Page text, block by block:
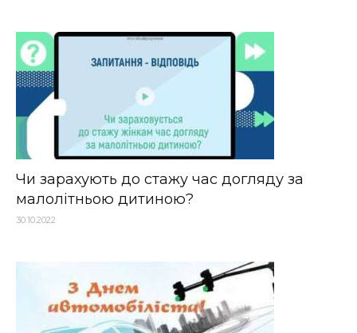
Чи зарахують до стажу час догляду за
малолітньою дитиною?
30.10.2022